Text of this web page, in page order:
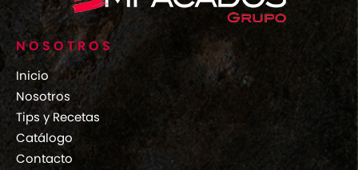
NOSOTROS
Inicio
Nosotros
Tips y Recetas
Catálogo
Contacto